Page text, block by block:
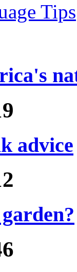
Tips
advice